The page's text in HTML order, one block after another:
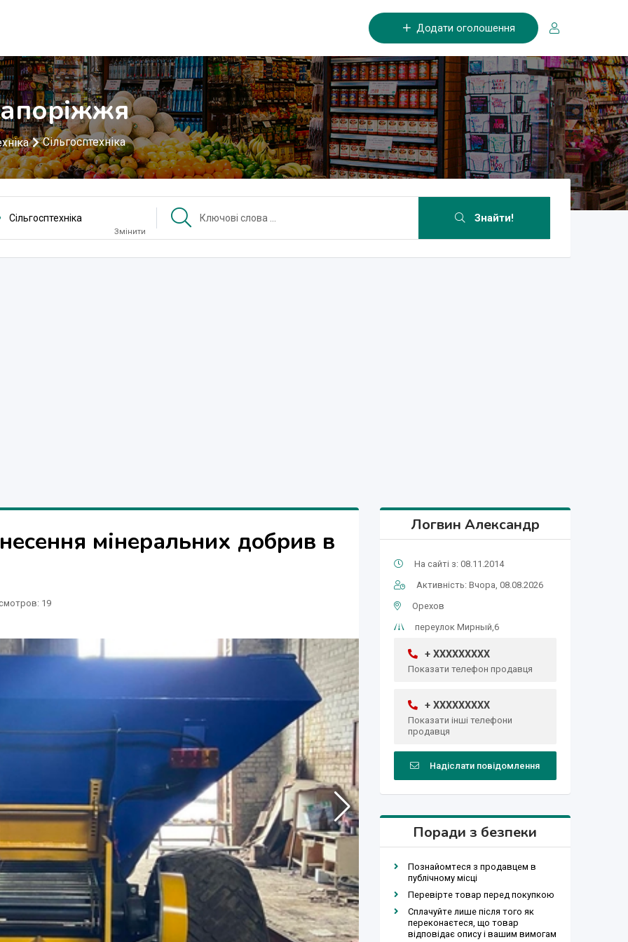
Додати оголошення
Сільгосптехніка
Сільгосптехніка
Змінити
Знайти!
мінеральних добрив в
: 19
Логвин Александр
На сайті з: 08.11.2014
Активність: Вчора, 08.08.2026
Орехов
переулок Мирный,6
+ XXXXXXXXX
Показати телефон продавця
+ XXXXXXXXX
Показати інші телефони
продавця
Надіслати повідомлення
Поради з безпеки
Познайомтеся з продавцем в
публічному місці
Перевірте товар перед покупкою
Сплачуйте лише після того як
переконаєтеся, що товар
відповідає опису і вашим вимогам